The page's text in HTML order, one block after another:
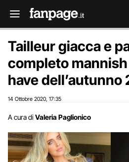
Tailleur giacca e
completo
have dell’autunno
14 Ottobre 2020 17:35
A cura di Valeria Paglionico